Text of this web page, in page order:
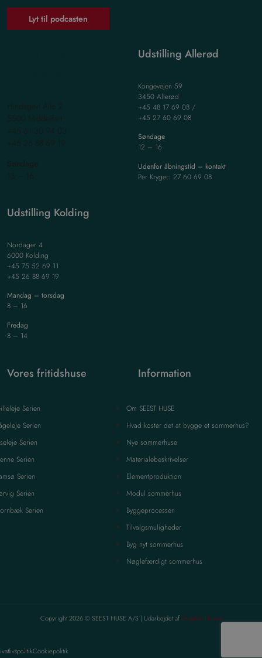
Lyt til podcasten
Udstilling Kolding
Nordager 4
6000 Kolding
+45 75 52 69 11
+45 26 88 69 19
Mandag – torsdag
8 – 16
Fredag
8 – 14
Udstilling Allerød
Kongevejen 59
3450 Allerød
+45 48 17 69 08 /
+45 27 60 69 08
Søndage
12 – 16
Udenfor åbningstid – kontakt
Per Kryger: 27 60 69 08
Vores fritidshuse
Serien
Serien
Serien
Serien
Serien
Serien
Serien
Information
Om SEEST HUSE
Hvad koster det at bygge et sommerhus?
Nye sommerhuse
Materialebeskrivelser
Elementproduktion
Modul sommerhus
Byggeprocessen
Tilvalgsmuligheder
Byg nyt sommerhus
Nøglefærdigt sommerhus
Copyright 2026 © SEEST HUSE A/S | Udarbejdet afGraphic House
Cookiepolitik